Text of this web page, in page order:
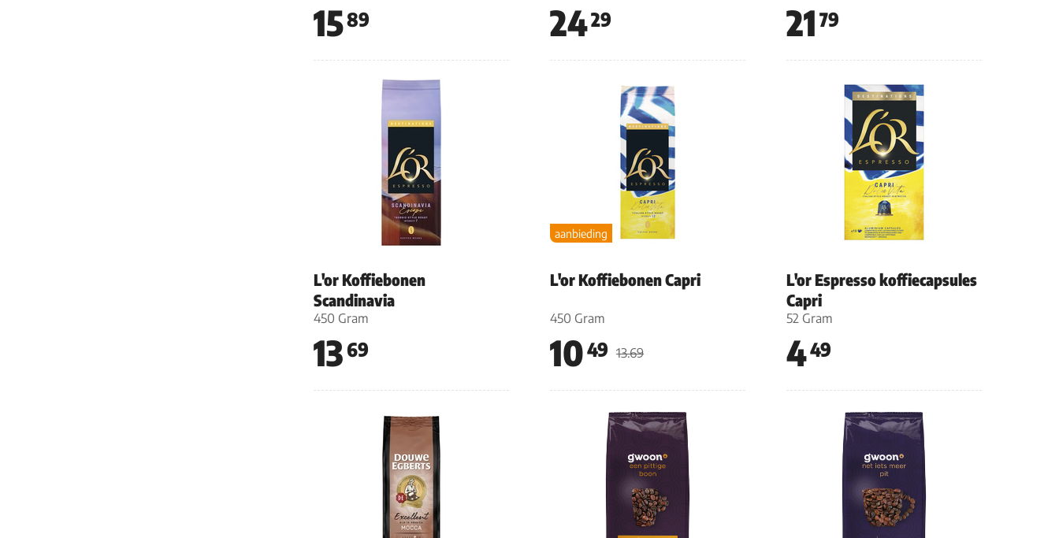
1589 2429 21 79
L'or Koffiebonen
Scandinavia
450 Gram
1369
aanbieding
L'or Koffiebonen Capri
450 Gram
1049 13.69
L'or Espresso koffiecapsules
Capri
52 Gram
449